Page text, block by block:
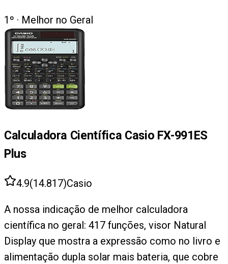
1 º · Melhor no Geral
Calculadora Científica Casio FX-991ES
Plus
4.9(14.817)Casio
A nossa indicação de melhor calculadora
científica no geral: 417 funções, visor Natural
Display que mostra a expressão como no livro e
alimentação dupla solar mais bateria, que cobre